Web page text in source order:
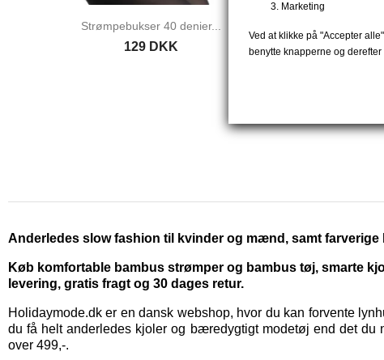
Strømpebukser 40 denier...
129 DKK
Anderledes slow fashion til kvinder og mænd, samt farverige
Køb komfortable bambus strømper og bambus tøj, smarte
levering, gratis fragt og 30 dages retur.
Holidaymode.dk er en dansk webshop, hvor du kan forvente
du få helt anderledes kjoler og bæredygtigt modetøj end det du
over 499,-.
Marketing
Ved at klikke på "Accepter
benytte knapperne og